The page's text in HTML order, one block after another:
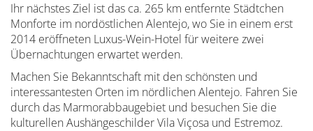
Ihr nächstes Ziel ist das ca. 265 km entfernte Städtchen
Monforte im nordöstlichen Alentejo, wo Sie in einem erst
2014 eröffneten Luxus-Wein-Hotel für weitere zwei
Übernachtungen erwartet werden.
Machen Sie Bekanntschaft mit den schönsten und
interessantesten Orten im nördlichen Alentejo. Fahren Sie
durch das Marmorabbaugebiet und besuchen Sie die
kulturellen Aushängeschilder Vila Viçosa und Estremoz.